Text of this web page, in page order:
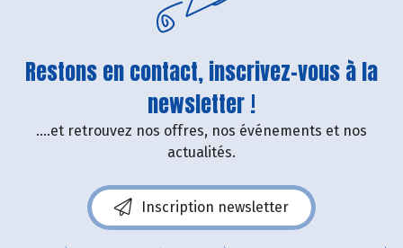
Restons en contact, inscrivez-vous à la
newsletter !
....et retrouvez nos offres, nos événements et nos
actualités.
Inscription newsletter